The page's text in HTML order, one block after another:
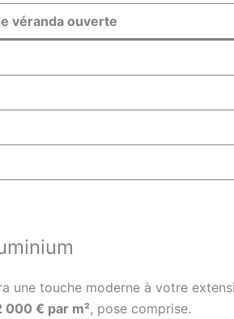
véranda ouverte
une touche moderne à votre
000 € par m², pose comprise.